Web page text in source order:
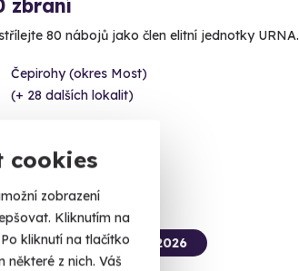
cookies
zobrazení
Kliknutím na
kliknutí na tlačítko
z nich. Váš
zbraní
80 nábojů jako člen elitní jednotky URNA.
Čepirohy (okres Most)
(+ 28 dalších lokalit)
Volný termín už 10. 08. 2026